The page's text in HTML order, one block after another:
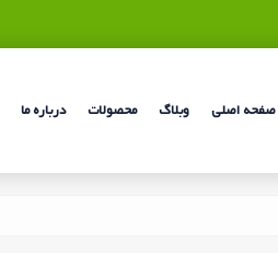
صفحه اصلی وبلاگ محصولات درباره ما